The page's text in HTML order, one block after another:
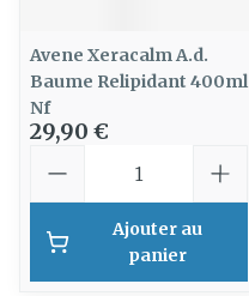
Avene Xeracalm A.d.
Baume Relipidant 400ml
Nf
29,90 €
Ajouter au
panier